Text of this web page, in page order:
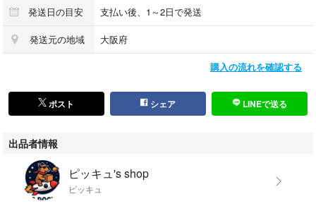
発送日の目安 支払い後、1～2日で発送
発送元の地域 大阪府
購入の流れを確認する
ポスト シェア LINEで送る
出品者情報
ピッキュ's shop
ピッキュ